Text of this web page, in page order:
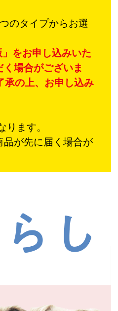
のタイプからお選
をお申し込みいた
場合がございま
承の上、お申し込み
ます。
が先に届く場合が